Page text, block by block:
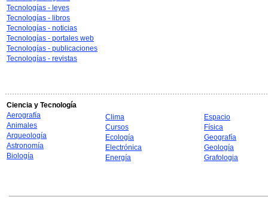
Tecnologías - leyes
Tecnologías - libros
Tecnologías - noticias
Tecnologías - portales web
Tecnologías - publicaciones
Tecnologías - revistas
Ciencia y Tecnología
Aerografía
Animales
Arqueología
Astronomía
Biología
Clima
Cursos
Ecología
Electrónica
Energía
Espacio
Física
Geografía
Geología
Grafologia